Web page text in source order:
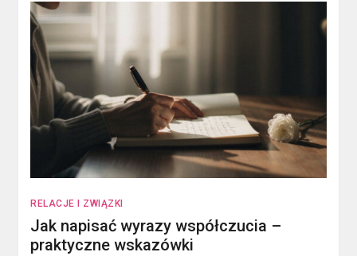
RELACJE I ZWIĄZKI
Jak napisać wyrazy współczucia –
praktyczne wskazówki